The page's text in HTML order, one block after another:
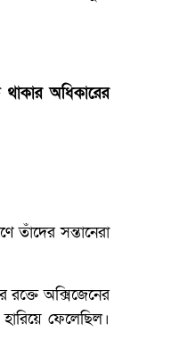
অধিকারের
সন্তানেরা
অক্সিজেনের
ফেলেছিল।